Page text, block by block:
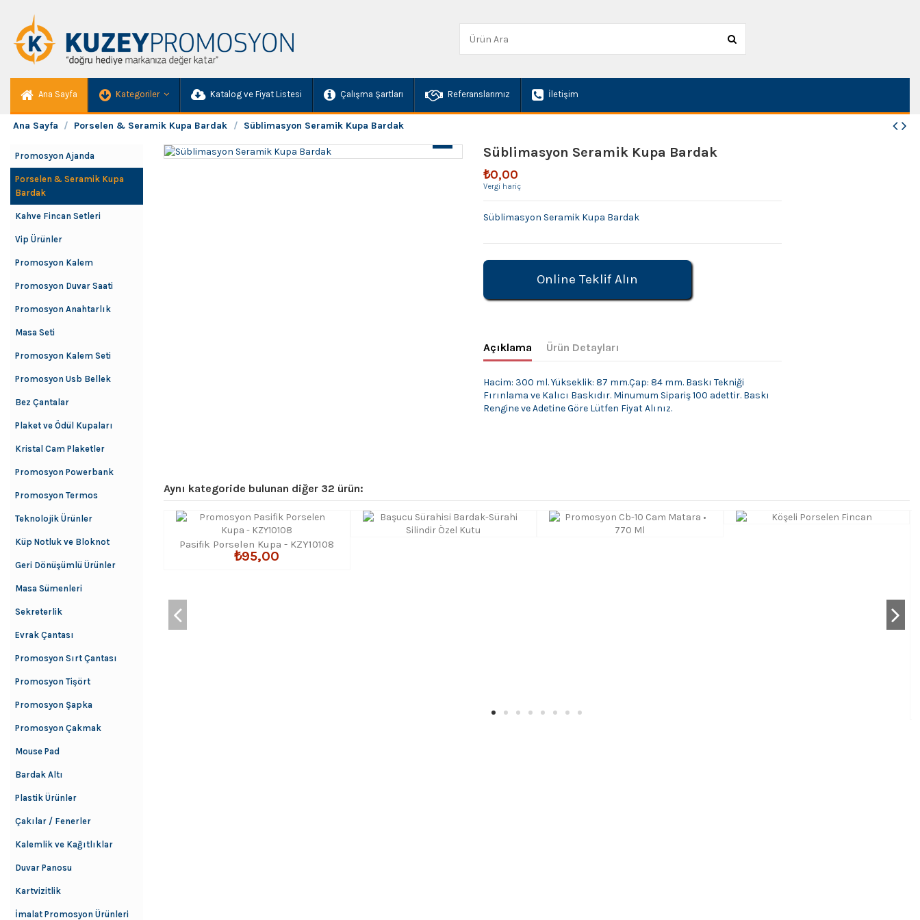
Ana Sayfa Kategoriler Katalog ve Fiyat Listesi Çalışma Şartları Referanslarımız İletişim
Ana Sayfa Porselen & Seramik Kupa Bardak Süblimasyon Seramik Kupa Bardak
Süblimasyon Seramik Kupa Bardak
₺0,00
Vergi hariç
Süblimasyon Seramik Kupa Bardak
Online Teklif Alın
Açıklama Ürün Detayları
Hacim: 300 ml. Yükseklik: 87 mm.Çap: 84 mm. Baskı Tekniği
Fırınlama ve Kalıcı Baskıdır. Minumum Sipariş 100 adettir. Baskı
Rengine ve Adetine Göre Lütfen Fiyat Alınız.
Aynı kategoride bulunan diğer 32 ürün:
Pasifik Porselen Kupa - KZY10108
₺95,00
Promosyon Ajanda
Porselen & Seramik Kupa
Bardak
Kahve Fincan Setleri
Vip Ürünler
Promosyon Kalem
Promosyon Duvar Saati
Promosyon Anahtarlık
Masa Seti
Promosyon Kalem Seti
Promosyon Usb Bellek
Bez Çantalar
Plaket ve Ödül Kupaları
Kristal Cam Plaketler
Promosyon Powerbank
Promosyon Termos
Teknolojik Ürünler
Küp Notluk ve Bloknot
Geri Dönüşümlü Ürünler
Masa Sümenleri
Sekreterlik
Evrak Çantası
Promosyon Sırt Çantası
Promosyon Tişört
Promosyon Şapka
Promosyon Çakmak
Mouse Pad
Bardak Altı
Plastik Ürünler
Çakılar / Fenerler
Kalemlik ve Kağıtlıklar
Duvar Panosu
Kartvizitlik
İmalat Promosyon Ürünleri